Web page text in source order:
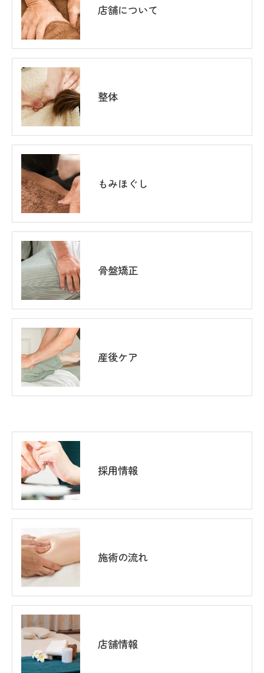
店舗について
整体
もみほぐし
骨盤矯正
産後ケア
採用情報
施術の流れ
店舗情報